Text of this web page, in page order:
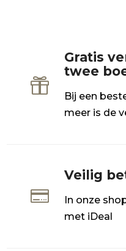

Gratis
twee
Bij een
meer is de

Veilig
In onze
met iDeal